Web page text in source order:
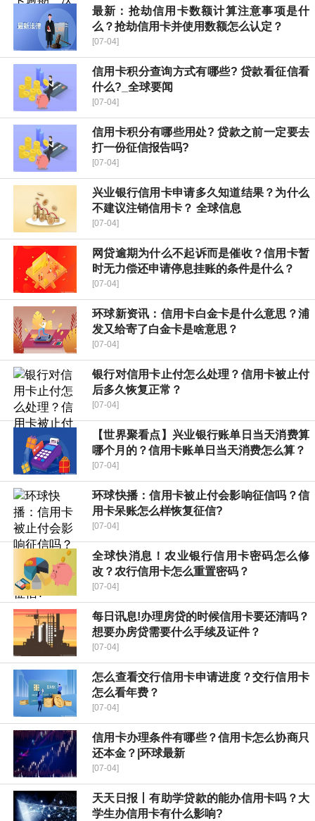
最新：抢劫信用卡数额计算注意事项是什
么？抢劫信用卡并使用数额怎么认定？
[07-04]
信用卡积分查询方式有哪些? 贷款看征信看
什么?_全球要闻
[07-04]
信用卡积分有哪些用处? 贷款之前一定要去
打一份征信报告吗?
[07-04]
兴业银行信用卡申请多久知道结果？为什么
不建议注销信用卡？ 全球信息
[07-04]
网贷逾期为什么不起诉而是催收？信用卡暂
时无力偿还申请停息挂账的条件是什么？
[07-04]
环球新资讯：信用卡白金卡是什么意思？浦
发又给寄了白金卡是啥意思？
[07-04]
银行对信用卡止付怎么处理？信用卡被止付
后多久恢复正常？
[07-04]
【世界聚看点】兴业银行账单日当天消费算
哪个月的？信用卡账单日当天消费怎么算？
[07-04]
环球快播：信用卡被止付会影响征信吗？信
用卡呆账怎么样恢复征信?
[07-04]
全球快消息！农业银行信用卡密码怎么修
改？农行信用卡怎么重置密码？
[07-04]
每日讯息!办理房贷的时候信用卡要还清吗？
想要办房贷需要什么手续及证件？
[07-04]
怎么查看交行信用卡申请进度？交行信用卡
怎么看年费？
[07-04]
信用卡办理条件有哪些？信用卡怎么协商只
还本金？|环球最新
[07-04]
天天日报丨有助学贷款的能办信用卡吗？大
学生办信用卡有什么影响?